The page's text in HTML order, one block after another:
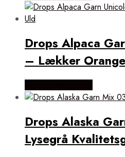
Drops Alpaca
– Lækker
Drops Alaska
Lysegrå